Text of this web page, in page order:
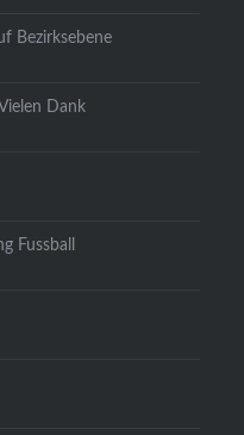
Bezirksebene
Dank
Fussball